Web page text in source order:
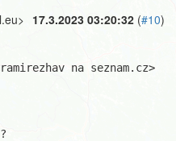
17.3.2023 03:20:32 (#10)
na seznam.cz>